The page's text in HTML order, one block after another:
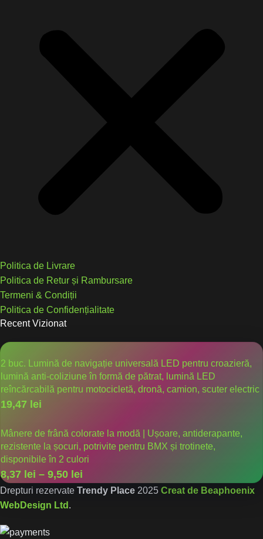
Politica de Livrare
Politica de Retur și Rambursare
Termeni & Condiții
Politica de Confidențialitate
Recent Vizionat
2 buc. Lumină de navigație universală LED pentru croazieră,
lumină anti-coliziune în formă de pătrat, lumină LED
reîncărcabilă pentru motocicletă, dronă, camion, scuter electric
19,47 lei
Mânere de frână colorate la modă | Ușoare, antiderapante,
rezistente la șocuri, potrivite pentru BMX și trotinete,
disponibile în 2 culori
8,37 lei – 9,50 lei
Drepturi rezervate Trendy Place 2025 Creat de Beaphoenix
WebDesign Ltd .